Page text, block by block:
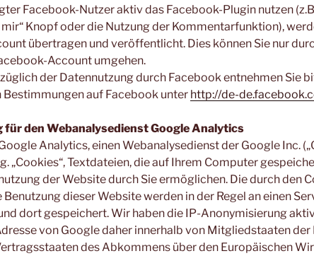
Facebook-Nutzer aktiv das Facebook-Plugin nutzen
Knopf oder die Nutzung der Kommentarfunktion),
übertragen und veröffentlicht. Dies können Sie nur
Account umgehen.
der Datennutzung durch Facebook entnehmen Sie
auf Facebook unter http://de-
den Webanalysedienst Google Analytics
Analytics, einen Webanalysedienst der Google Inc.
„Cookies“, Textdateien, die auf Ihrem Computer
der Website durch Sie ermöglichen. Die durch den
dieser Website werden in der Regel an einen
dort gespeichert. Wir haben die IP-Anonymisierung
von Google daher innerhalb von Mitgliedstaaten der
des Abkommens über den Europäischen